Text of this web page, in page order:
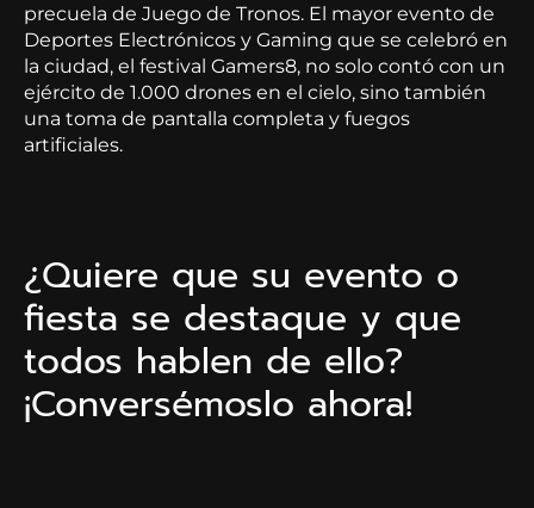
precuela de Juego de Tronos. El mayor evento de
Deportes Electrónicos y Gaming que se celebró en
la ciudad, el festival Gamers8, no solo contó con un
ejército de 1.000 drones en el cielo, sino también
una toma de pantalla completa y fuegos
artificiales.
¿Quiere que su evento o
fiesta se destaque y que
todos hablen de ello?
¡Conversémoslo ahora!